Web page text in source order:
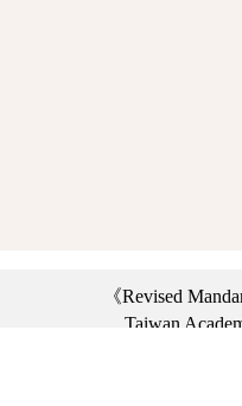
《Revised
Taiwan